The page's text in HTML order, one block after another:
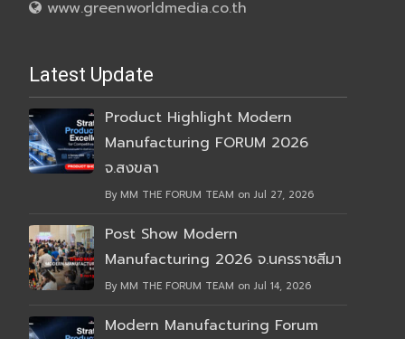
www.greenworldmedia.co.th
Latest Update
Product Highlight Modern
Manufacturing FORUM 2026
จ.สงขลา
By MM THE FORUM TEAM on Jul 27, 2026
Post Show Modern
Manufacturing 2026 จ.นครราชสีมา
By MM THE FORUM TEAM on Jul 14, 2026
Modern Manufacturing Forum